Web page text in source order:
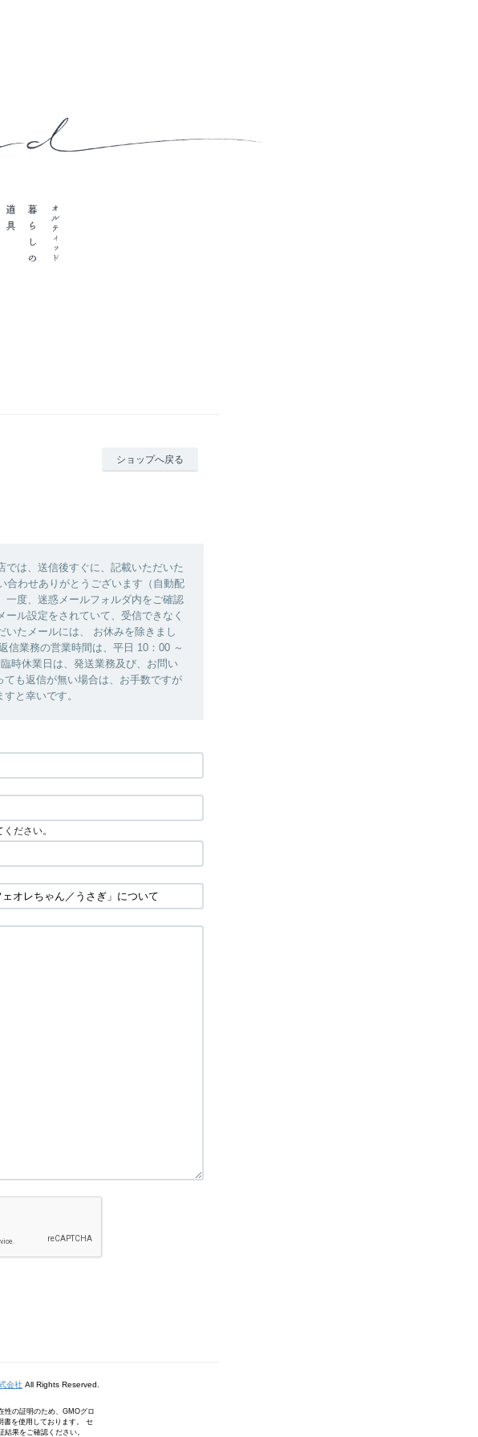
ショップへ戻る
は、送信後すぐに、記載いただいた
合わせありがとうございます（自動配
一度、迷惑メールフォルダ内をご確認
ル設定をされていて、受信できなく
たメールには、 お休みを除きまし
信業務の営業時間は、平日 10：00 ～
時休業日は、発送業務及び、お問い
も返信が無い場合は、お手数ですが
と幸いです。
ださい。
会社 All Rights Reserved.
性の証明のため、GMOグロ
書を使用しております。 セ
果をご確認ください。